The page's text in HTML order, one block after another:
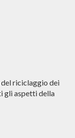
riciclaggio dei
gli aspetti della